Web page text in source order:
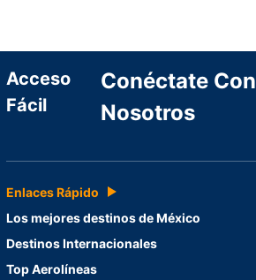
Acceso
Fácil
Conéctate Con
Nosotros
Enlaces Rápido
Los mejores destinos de México
Destinos Internacionales
Top Aerolíneas